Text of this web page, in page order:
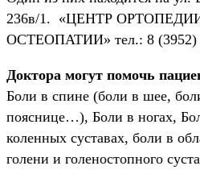
236в/1. «ЦЕНТР
ОСТЕОПАТИИ» тел.: 8 (3952)
Доктора могут помочь
Боли в спине (боли в шее,
пояснице…), Боли в ногах,
коленных суставах, боли в
голени и голеностопного